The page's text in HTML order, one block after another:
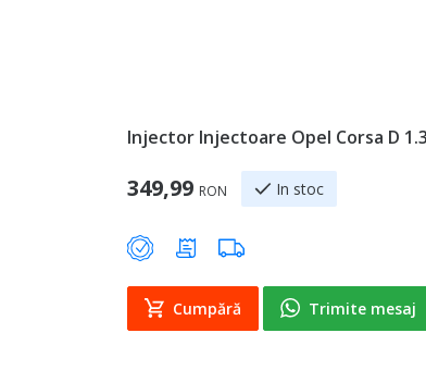
Injector Injectoare Opel Corsa D
349,99 RON In stoc
Cumpără Trimite mesaj